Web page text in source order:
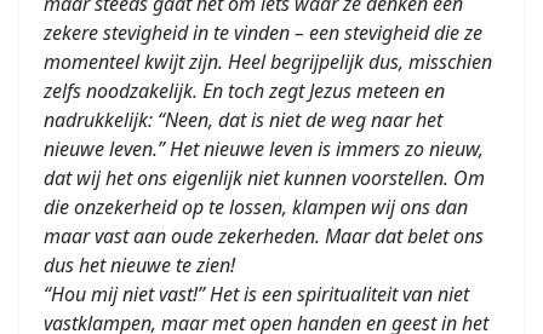
zekere stevigheid in te vinden – een stevigheid die ze
momenteel kwijt zijn. Heel begrijpelijk dus, misschien
zelfs noodzakelijk. En toch zegt Jezus meteen en
nadrukkelijk: “Neen, dat is niet de weg naar het
nieuwe leven.” Het nieuwe leven is immers zo nieuw,
dat wij het ons eigenlijk niet kunnen voorstellen. Om
die onzekerheid op te lossen, klampen wij ons dan
maar vast aan oude zekerheden. Maar dat belet ons
dus het nieuwe te zien!
“Hou mij niet vast!” Het is een spiritualiteit van niet
vastklampen, maar met open handen en geest in het